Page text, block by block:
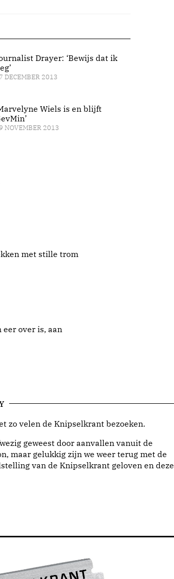
Drayer: ‘Bewijs dat ik
DECEMBER 2013
Wiels is en blijft
NOVEMBER 2013
met stille trom
eer over is, aan
zo velen de Knipselkrant bezoeken.
geweest door aanvallen vanuit de
maar gelukkig zijn we weer terug met de
van de Knipselkrant geloven en deze